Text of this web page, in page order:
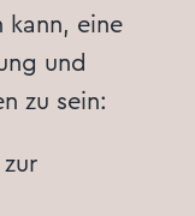
kann, eine
und
zu sein: